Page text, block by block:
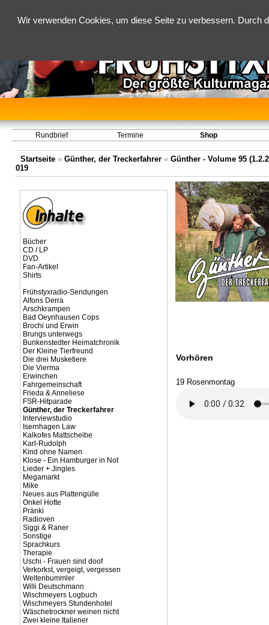
Wir verwenden Cookies, um diese Seite zu verbessern.
Rundbrief Termine Shop
Startseite» Günther, der Treckerfahrer» Günther - Volume 95
019
Bücher
CD / LP
DVD
Fan-Artikel
Shirts
Frühstyxradio-Sendungen
Alfons Derra
Arschkrampen
Bad Oeynhausen Cops
Brochi und Erwin
Brungs unterwegs
Bunkenstedter Heimatchronik
Der Kleine Tierfreund
Die drei Musketiere
Die Vierma
Erwinchen
Fahrgemeinschaft
Frieda & Anneliese
FSR-Hitparade
Günther, der Treckerfahrer
Interviewstudio
Isernhagen Law
Kalkofes Mattscheibe
Karl-Rudolph
Kind ohne Namen
Klose - Ein Hamburger in Not
Lieder + Jingles
Megamarkt
Mike
Neues aus Plattengülle
Onkel Hotte
Pränki
Radioven
Siggi & Raner
Sonstige
Sprachkurs
Therapie
Uschi - Frauen sind doof
Verkorkst, vergeigt, vergessen
Weltenbummler
Willi Deutschmann
Wischmeyers Logbuch
Wischmeyers Stundenhotel
Wäschetrockner weinen nicht
Zwei kleine Italiener
Vorhören
19 Rosenmontag